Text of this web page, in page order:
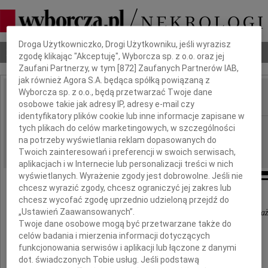
Nekrologi Odeszli Poradnik pogrzebowy
IMIĘ I NAZWISKO:
REGION: cała Polska
DATA EMISJI: 21.01.2019
"Jest taki ból o którym lepiej nie mówić, bowiem najlepiej
W pierwszą rocznicę tragicznej śmierci
naszego najukochańszego
Dbamy o Twoją prywatność
Droga Użytkowniczko, Drogi Użytkowniku, jeśli wyrazisz
zgodę klikając "Akceptuję", Wyborcza sp. z o.o. oraz jej
Zaufani Partnerzy, w tym [872 ] Zaufanych Partnerów IAB,
jak również Agora S.A. będąca spółką powiązaną z
Wyborcza sp. z o.o., będą przetwarzać Twoje dane
osobowe takie jak adresy IP, adresy e-mail czy
identyfikatory plików cookie lub inne informacje zapisane w
tych plikach do celów marketingowych, w szczególności
na potrzeby wyświetlania reklam dopasowanych do
Twoich zainteresowań i preferencji w swoich serwisach,
aplikacjach i w Internecie lub personalizacji treści w nich
wyświetlanych. Wyrażenie zgody jest dobrowolne. Jeśli nie
chcesz wyrazić zgody, chcesz ograniczyć jej zakres lub
chcesz wycofać zgodę uprzednio udzieloną przejdź do
„Ustawień Zaawansowanych”.
Twoje dane osobowe mogą być przetwarzane także do
celów badania i mierzenia informacji dotyczących
funkcjonowania serwisów i aplikacji lub łączone z danymi
dot. świadczonych Tobie usług. Jeśli podstawą